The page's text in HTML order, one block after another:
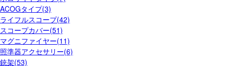
ACOGタイプ(3)
ライフルスコープ(42)
スコープカバー(51)
マグニファイヤー(11)
照準器アクセサリー(6)
銃架(53)